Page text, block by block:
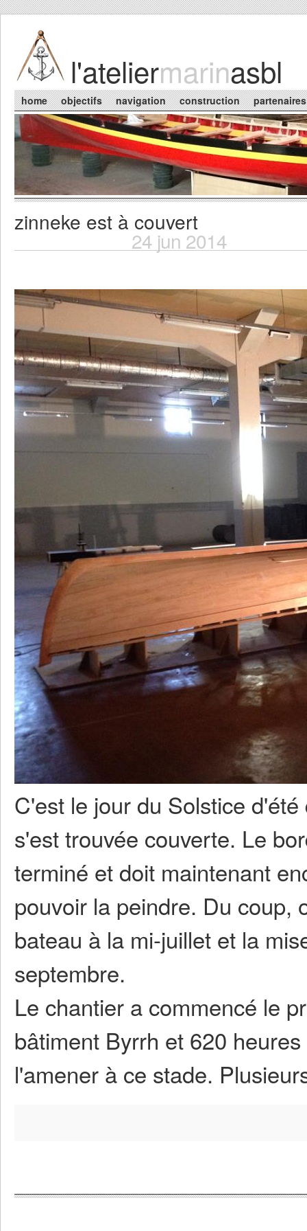
l'ateliermarinasbl
Main menu
home objectifs navigation construction partenaires
You are here
zinneke est à couvert
24 jun 2014
C'est le jour du Solstice
s'est trouvée couverte. Le
terminé et doit maintenant
pouvoir la peindre. Du coup,
bateau à la mi-juillet et la
septembre.
Le chantier a commencé le
bâtiment Byrrh et 620
l'amener à ce stade.